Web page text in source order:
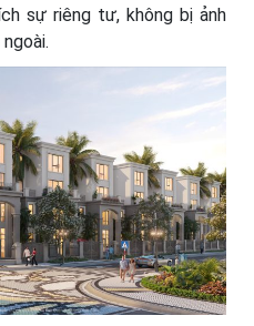
sự riêng tư, không bị ảnh